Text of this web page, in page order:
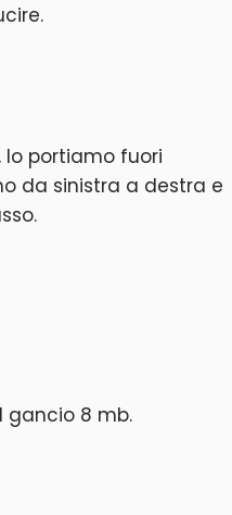
lo portiamo fuori
da sinistra a destra e
gancio 8 mb.